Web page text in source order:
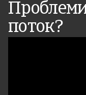
поток?